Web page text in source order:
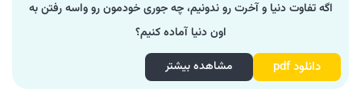
اگه تفاوت دنیا و آخرت رو ندونیم، چه جوری خودمون رو واسه رفتن به
اون دنیا آماده کنیم؟
دانلود pdf مشاهده بیشتر